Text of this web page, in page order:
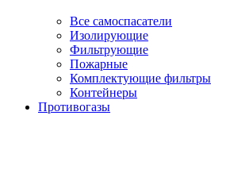
Все самоспасатели
Изолирующие
Фильтрующие
Пожарные
Комплектующие фильтры
Контейнеры
Противогазы